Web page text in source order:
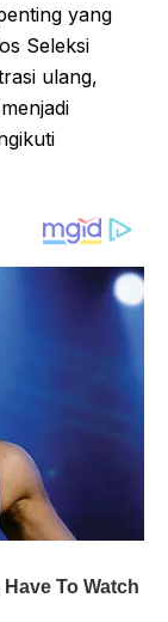
yang
Seleksi
ulang,